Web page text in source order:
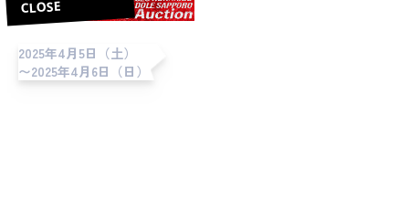
CLOSE
2025年4月5日（土）
〜2025年4月6日（日）